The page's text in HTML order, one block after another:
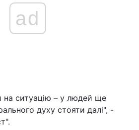
ad
ситуацію – у людей ще
духу стояти далі", -